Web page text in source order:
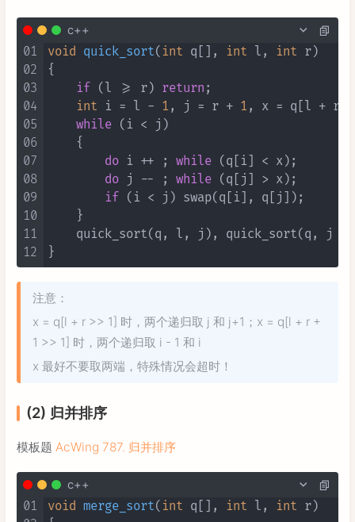
c++
01
02
03
04
05
06
07
08
09
10
11
12
void quick_sort( int q[], int l, int r)
{
if (l >= r) return ;
int i = l - 1, j = r + 1, x = q[l + r
while (i < j)
    {
do i ++ ; while (q[i] < x);
do j -- ; while (q[j] > x);
if (i < j) swap(q[i], q[j]);
    }
    quick_sort(q, l, j), quick_sort(q, j +
注意：
x = q[l + r >> 1] 时，两个递归取 j 和 j+1；x = q[l + r +
1 >> 1] 时，两个递归取 i - 1 和 i
x 最好不要取两端，特殊情况会超时！
(2) 归并排序
模板题 AcWing 787. 归并排序
c++
01
void merge_sort( int q[], int l, int r)